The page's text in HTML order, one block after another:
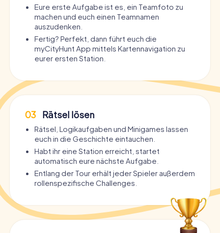
Eure erste Aufgabe ist es, ein Teamfoto zu
machen und euch einen Teamnamen
auszudenken.
Fertig? Perfekt, dann führt euch die
myCityHunt App mittels Kartennavigation zu
eurer ersten Station.
03 Rätsel lösen
Rätsel, Logikaufgaben und Minigames lassen
euch in die Geschichte eintauchen.
Habt ihr eine Station erreicht, startet
automatisch eure nächste Aufgabe.
Entlang der Tour erhält jeder Spieler außerdem
rollenspezifische Challenges.